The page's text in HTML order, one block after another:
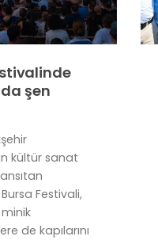
şen
kültür sanat
Festivali,
minik
de kapılarını